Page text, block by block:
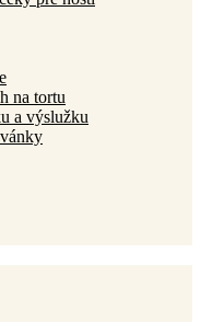
na tortu
a výslužku